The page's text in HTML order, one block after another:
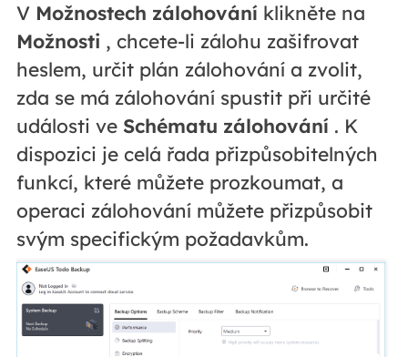
V Možnostech zálohování klikněte na
Možnosti , chcete-li zálohu zašifrovat
heslem, určit plán zálohování a zvolit,
zda se má zálohování spustit při určité
události ve Schématu zálohování . K
dispozici je celá řada přizpůsobitelných
funkcí, které můžete prozkoumat, a
operaci zálohování můžete přizpůsobit
svým specifickým požadavkům.